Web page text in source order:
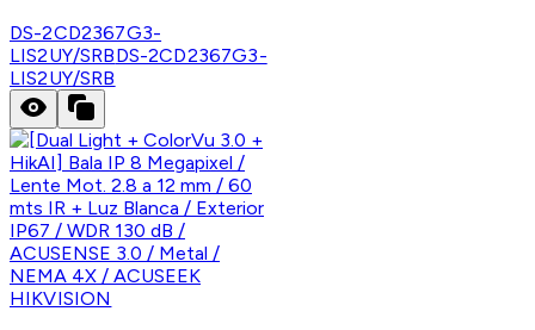
DS-2CD2367G3-
LIS2UY/SRBDS-2CD2367G3-
LIS2UY/SRB
HIKVISION